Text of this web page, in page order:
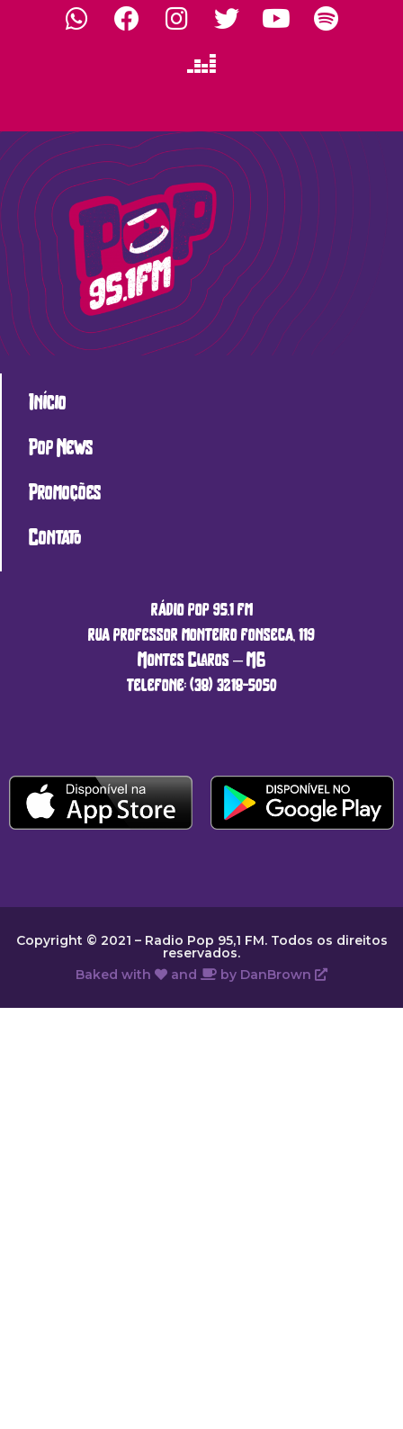
Início
Pop News
Promoções
Contato
rádio pop 95.1 fm
rua professor monteiro fonseca, 119
Montes Claros – MG
telefone: (38) 3218-5050
Copyright © 2021 – Radio Pop 95,1 FM. Todos os direitos
reservados.
Baked with
and by DanBrown